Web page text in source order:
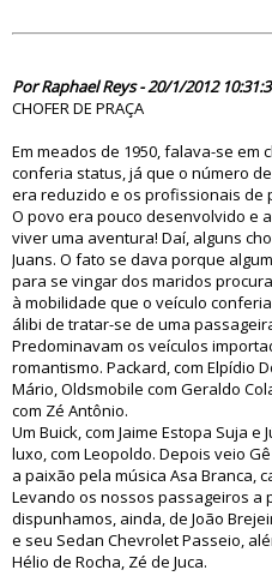
Por Raphael Reys - 20/1/2012
CHOFER DE PRAÇA
Em meados de 1950, falava-se
conferia status, já que o número
era reduzido e os profissionais de
O povo era pouco desenvolvido e
viver uma aventura! Daí, alguns
Juans. O fato se dava porque
para se vingar dos maridos
à mobilidade que o veículo
álibi de tratar-se de uma
Predominavam os veículos
romantismo. Packard, com Elpídio
Mário, Oldsmobile com Geraldo
com Zé Antônio.
Um Buick, com Jaime Estopa Suja e
luxo, com Leopoldo. Depois veio
a paixão pela música Asa Branca,
Levando os nossos passageiros a
dispunhamos, ainda, de João
e seu Sedan Chevrolet Passeio,
Hélio de Rocha, Zé de Juca.